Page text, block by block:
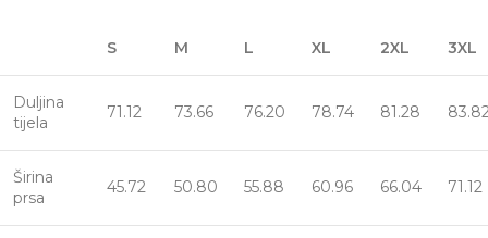
S M L XL 2XL 3XL
Duljina
tijela
71.12 73.66 76.20 78.74 81.28
Širina
prsa
45.72 50.80 55.88 60.96 66.04 71.12